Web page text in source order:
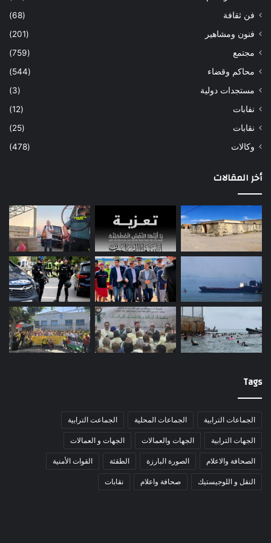
فن ثقافة
(68)
فنون ومشاهير
(201)
مجتمع
(759)
محاكم وقضاء
(544)
مستجدات دولية
(3)
نفابات
(12)
نقابات
(25)
وكالات
(478)
أخر المقالات
Tags
الجماعات الترابية الجماعات المحلية الجماعت الترابية
الجهات الترابية الجهات والعمالات الجهات و العمالات
الصحافة والاعلام الصورة البارزة الطقثة القوات الأمنية
النقل و اللوجيستيك صحافة واعلام نقابات